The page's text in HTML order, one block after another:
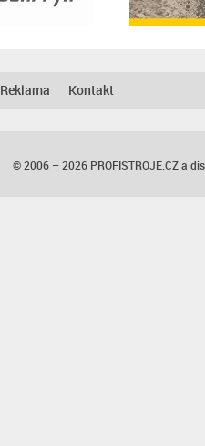
Reklama Kontakt
© 2006 – 2026 PROFISTROJE.CZa